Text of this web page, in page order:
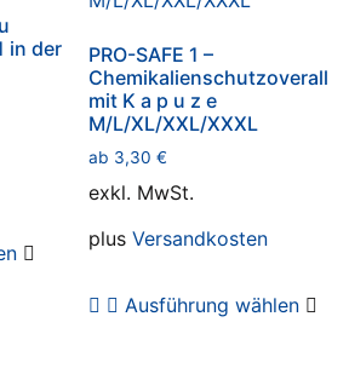
in der
Dieses
mehrere
PRO-SAFE 1 –
Chemikalienschutzoverall
mit K a p u z e
M/L/XL/XXL/XXXL
ab 3,30 €
exkl. MwSt.
plus Versandkosten
Ausführung wählen